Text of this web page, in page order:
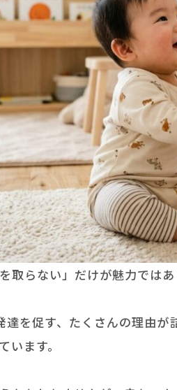
取らない」だけが魅力ではあ
を促す、たくさんの理由
います。